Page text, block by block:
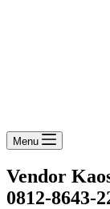
Menu
Vendor
0812-8643-